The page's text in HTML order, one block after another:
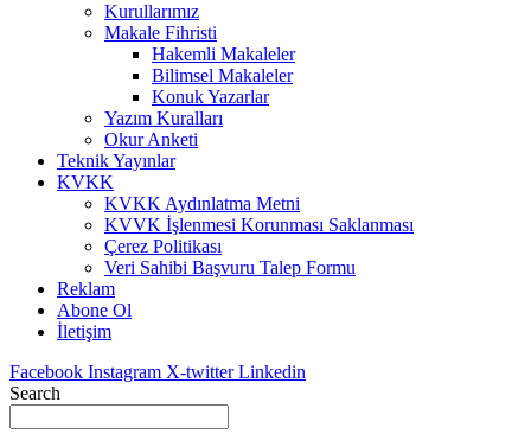
Kurullarımız
Makale Fihristi
Hakemli Makaleler
Bilimsel Makaleler
Konuk Yazarlar
Yazım Kuralları
Okur Anketi
Teknik Yayınlar
KVKK
KVKK Aydınlatma Metni
KVVK İşlenmesi Korunması Saklanması
Çerez Politikası
Veri Sahibi Başvuru Talep Formu
Reklam
Abone Ol
İletişim
Facebook Instagram X-twitter Linkedin
Search